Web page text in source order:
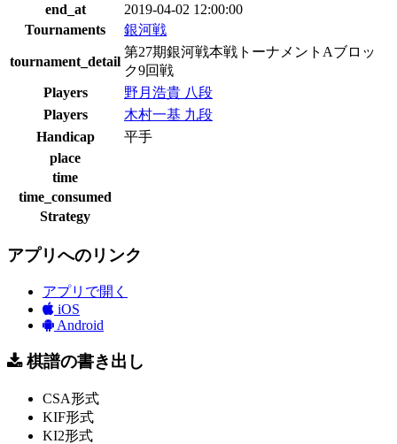
end_at
2019-04-02 12:00:00
Tournaments
銀河戦
tournament_detail
第27期銀河戦本戦トーナメントAブロッ
ク9回戦
Players
野月浩貴 八段
Players
木村一基 九段
Handicap
平手
place
time
time_consumed
Strategy
アプリへのリンク
アプリで開く
iOS
Android
棋譜の書き出し
CSA形式
KIF形式
KI2形式